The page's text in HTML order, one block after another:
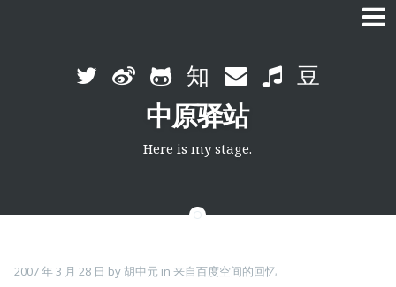
Skip
中原驿站
Here is my stage.
2007 年 3 月 28 日 by胡中元 in 来自百度空间的回忆